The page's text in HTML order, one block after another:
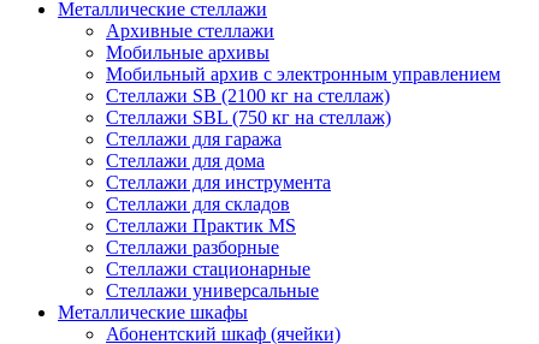
Металлические стеллажи
Архивные стеллажи
Мобильные архивы
Мобильный архив с электронным управлением
Стеллажи SB (2100 кг на стеллаж)
Стеллажи SBL (750 кг на стеллаж)
Стеллажи для гаража
Стеллажи для дома
Стеллажи для инструмента
Стеллажи для складов
Стеллажи Практик MS
Стеллажи разборные
Стеллажи стационарные
Стеллажи универсальные
Металлические шкафы
Абонентский шкаф (ячейки)